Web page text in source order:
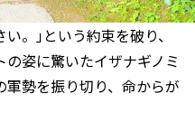
。｣という約束を破り、
姿に驚いたイザナギノミ
勢を振り切り、命からが